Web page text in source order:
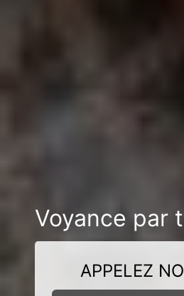
Voyance par
APPELEZ